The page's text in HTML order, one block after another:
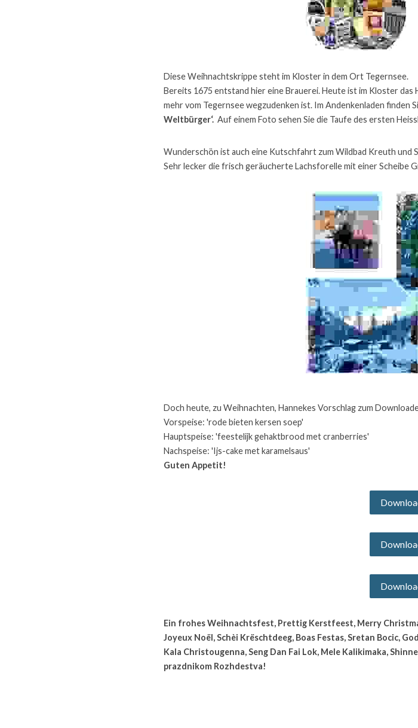
Diese Weihnachtskrippe steht im Kloster in dem Ort Tegernsee.
Bereits 1675 entstand hier eine Brauerei. Heute ist im Kloster das
mehr vom Tegernsee wegzudenken ist. Im Andenkenladen finden
Weltbürger‘. Auf einem Foto sehen Sie die Taufe des ersten
Wunderschön ist auch eine Kutschfahrt zum Wildbad Kreuth und
Sehr lecker die frisch geräucherte Lachsforelle mit einer Scheibe
Doch heute, zu Weihnachten, Hannekes Vorschlag zum
Vorspeise: 'rode bieten kersen soep'
Hauptspeise: 'feestelijk gehaktbrood met cranberries'
Nachspeise: 'Ijs-cake met karamelsaus'
Guten Appetit!
Ein frohes Weihnachtsfest, Prettig Kerstfeest, Merry
Joyeux Noël, Schèi Krëschtdeeg, Boas Festas, Sretan Bocic,
Kala Christougenna, Seng Dan Fai Lok, Mele Kalikimaka,
prazdnikom Rozhdestva!